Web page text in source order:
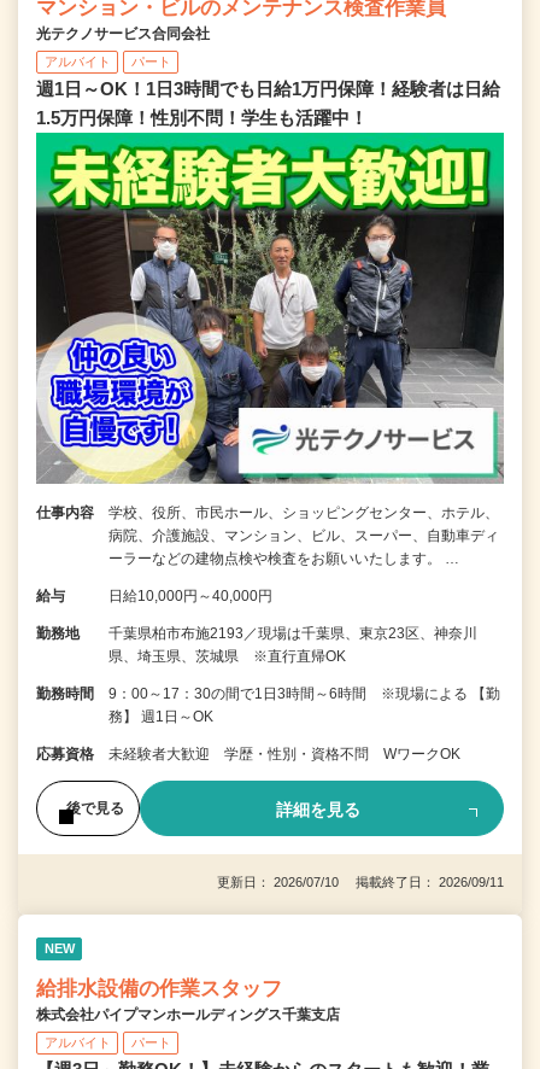
マンション・ビルのメンテナンス検査作業員
光テクノサービス合同会社
アルバイト パート
週1日～OK！1日3時間でも日給1万円保障！経験者は日給
1.5万円保障！性別不問！学生も活躍中！
仕事内容
学校、役所、市民ホール、ショッピングセンター、ホテル、
病院、介護施設、マンション、ビル、スーパー、自動車ディ
ーラーなどの建物点検や検査をお願いいたします。 …
給与 日給10,000円～40,000円
勤務地
千葉県柏市布施2193／現場は千葉県、東京23区、神奈川
県、埼玉県、茨城県 ※直行直帰OK
勤務時間
9：00～17：30の間で1日3時間～6時間 ※現場による 【勤
務】 週1日～OK
応募資格 未経験者大歓迎 学歴・性別・資格不問 WワークOK
後で見る 詳細を見る
更新日： 2026/07/10 掲載終了日： 2026/09/11
NEW
給排水設備の作業スタッフ
株式会社パイプマンホールディングス千葉支店
アルバイト パート